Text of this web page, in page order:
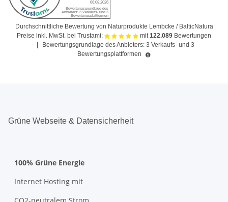
Durchschnittliche Bewertung von Naturprodukte Lembcke / BalticNatura
Preise inkl. MwSt. bei Trustami:
mit122.089 Bewertungen
Bewertungsgrundlage des Anbieters: 3 Verkaufs- und 3
Bewertungsplattformen
Grüne Webseite & Datensicherheit
100% Grüne Energie
Internet Hosting mit